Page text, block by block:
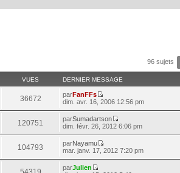
96 sujets
VUES DERNIER MESSAGE
36672 parFanFFs
C
s
u
l
e
r
dim. avr. 16, 2006 12:56 pm
120751 parSumadartson
C
s
u
l
dim. févr. 26, 2012 6:06 pm
104793 parNayamu
C
s
mar. janv. 17, 2012 7:20 pm
parJulien